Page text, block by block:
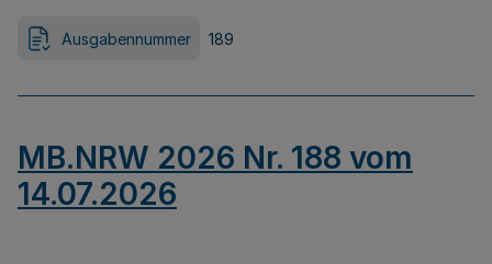
Ausgabennummer 189
MB.NRW 2026 Nr. 188 vom
14.07.2026